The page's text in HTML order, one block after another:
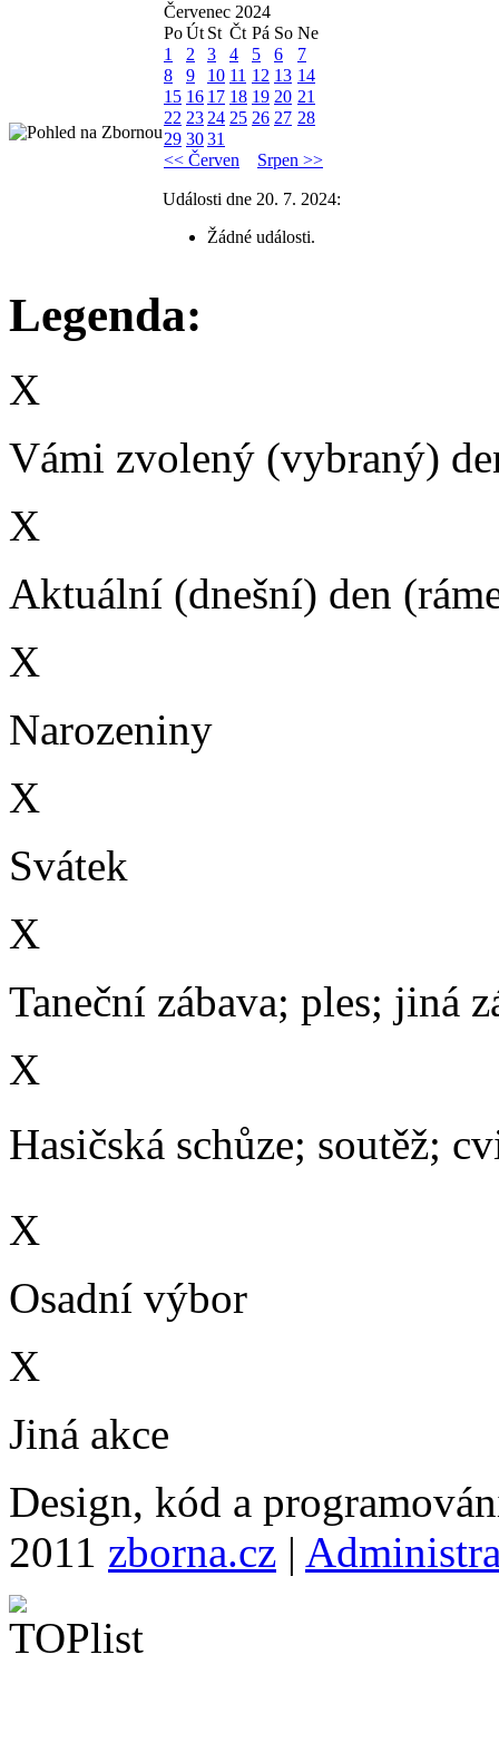
Červenec 2024
PoÚt St Čt Pá So Ne
1
2 3 4 5 6
7
8
9 10 11 12 13 14
15 16 17 18 19 20 21
22 23 24 25 26 27 28
29 3031
<< Červen
Srpen >>
Události dne 20. 7. 2024:
Žádné události.
Legenda:
X
Vámi zvolený (vybraný)
X
Aktuální (dnešní) den
X
Narozeniny
X
Svátek
X
Taneční zábava; ples; jiná
X
Hasičská schůze; soutěž;
X
Osadní výbor
X
Jiná akce
Design, kód a
2011 zborna.cz |